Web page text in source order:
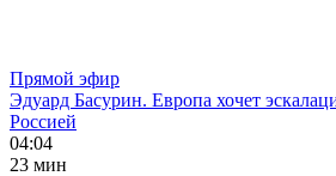
Прямой эфир
Эдуард Басурин. Европа хочет
Россией
04:04
23 мин